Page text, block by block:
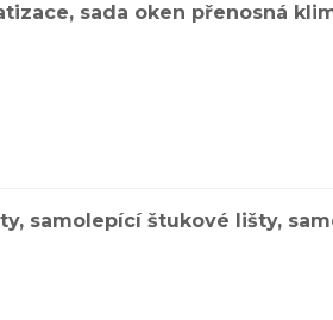
sada oken přenosná
samolepící štukové lišty,